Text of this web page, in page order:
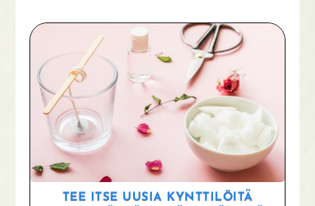
TEE ITSE UUSIA KYNTTILÖITÄ